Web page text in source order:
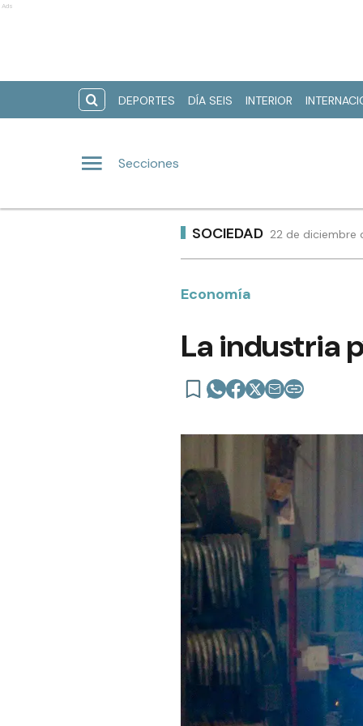
Ads
DEPORTES DÍA SEIS INTERIOR
Secciones
SOCIEDAD 22 de diciembre
Economía
La industria